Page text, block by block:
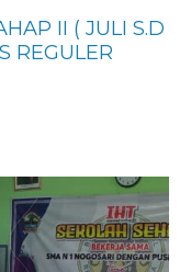
II ( JULI S.D
REGULER